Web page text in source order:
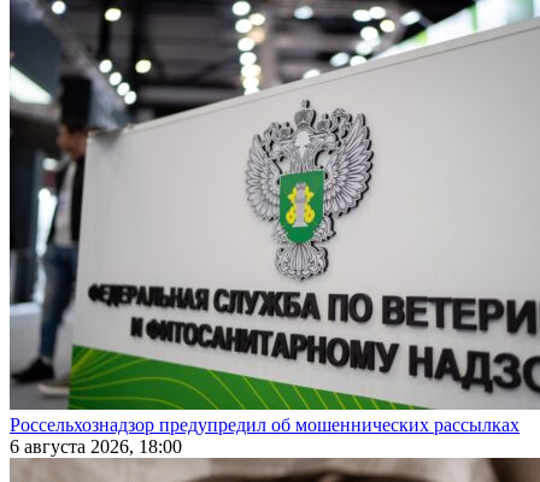
Россельхознадзор предупредил об мошеннических рассылках
6 августа 2026, 18:00